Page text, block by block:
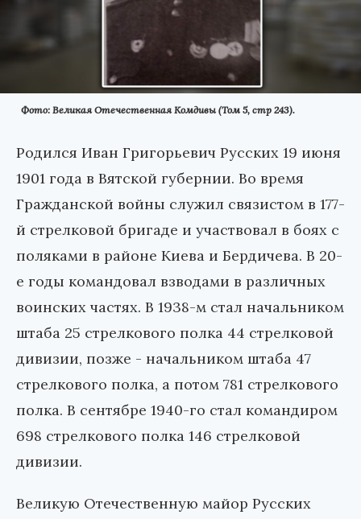
Фото: Великая Отечественная Комдивы (Том 5, стр 243).
Родился Иван Григорьевич Русских 19 июня
1901 года в Вятской губернии. Во время
Гражданской войны служил связистом в 177-
й стрелковой бригаде и участвовал в боях с
поляками в районе Киева и Бердичева. В 20-
е годы командовал взводами в различных
воинских частях. В 1938-м стал начальником
штаба 25 стрелкового полка 44 стрелковой
дивизии, позже - начальником штаба 47
стрелкового полка, а потом 781 стрелкового
полка. В сентябре 1940-го стал командиром
698 стрелкового полка 146 стрелковой
дивизии.
Великую Отечественную майор Русских